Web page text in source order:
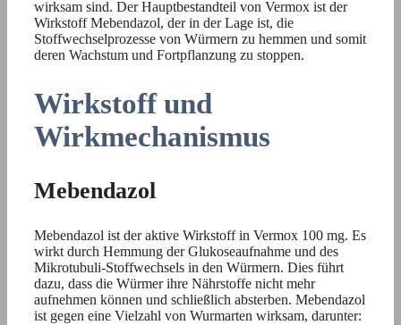
wirksam sind. Der Hauptbestandteil von Vermox ist der
Wirkstoff Mebendazol, der in der Lage ist, die
Stoffwechselprozesse von Würmern zu hemmen und somit
deren Wachstum und Fortpflanzung zu stoppen.
Wirkstoff und
Wirkmechanismus
Mebendazol
Mebendazol ist der aktive Wirkstoff in Vermox 100 mg. Es
wirkt durch Hemmung der Glukoseaufnahme und des
Mikrotubuli-Stoffwechsels in den Würmern. Dies führt
dazu, dass die Würmer ihre Nährstoffe nicht mehr
aufnehmen können und schließlich absterben. Mebendazol
ist gegen eine Vielzahl von Wurmarten wirksam, darunter: